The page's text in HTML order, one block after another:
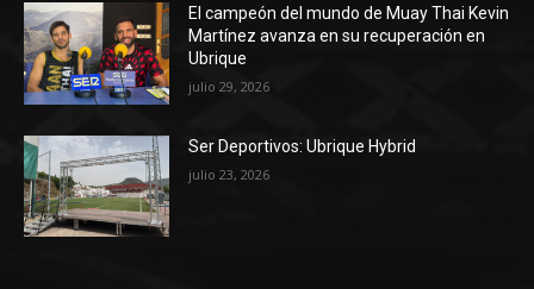
El campeón del mundo de Muay Thai Kevin
Martínez avanza en su recuperación en
Ubrique
julio 29, 2026
Ser Deportivos: Ubrique Hybrid
julio 23, 2026